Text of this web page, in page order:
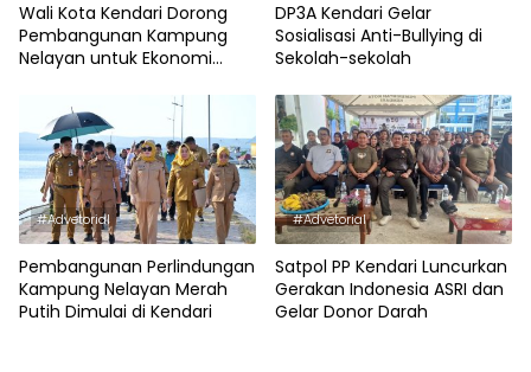
Wali Kota Kendari Dorong
Pembangunan Kampung
Nelayan untuk Ekonomi
DP3A Kendari Gelar
Sosialisasi Anti-Bullying di
Sekolah-sekolah
#Advetorial
Pembangunan Perlindungan
Kampung Nelayan Merah
Putih Dimulai di Kendari
#Advetorial
Satpol PP Kendari Luncurkan
Gerakan Indonesia ASRI dan
Gelar Donor Darah